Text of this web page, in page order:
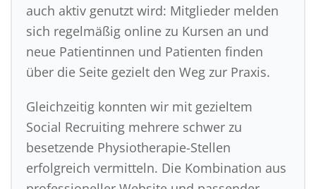
auch aktiv genutzt wird: Mitglieder melden
sich regelmäßig online zu Kursen an und
neue Patientinnen und Patienten finden
über die Seite gezielt den Weg zur Praxis.
Gleichzeitig konnten wir mit gezieltem
Social Recruiting mehrere schwer zu
besetzende Physiotherapie-Stellen
erfolgreich vermitteln. Die Kombination aus